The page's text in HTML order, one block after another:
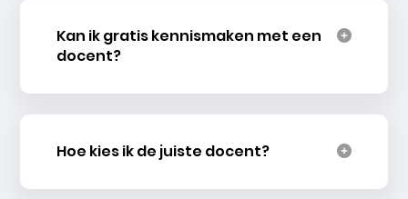
Kan ik gratis kennismaken met een
docent?
Hoe kies ik de juiste docent?